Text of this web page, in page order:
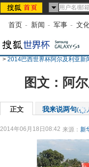
首页 - 新闻 - 军事 - 文
> 2014巴西世界杯阿尔及利亚新
图文：阿
正文 我来说两句(
2014年06月18日08:42 来源： 新